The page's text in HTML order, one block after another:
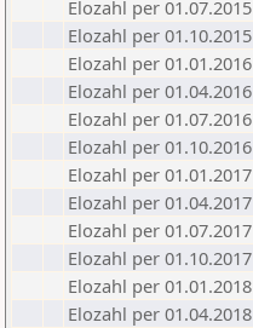
Elozahl per 01.07.2015
Elozahl per 01.10.2015
Elozahl per 01.01.2016
Elozahl per 01.04.2016
Elozahl per 01.07.2016
Elozahl per 01.10.2016
Elozahl per 01.01.2017
Elozahl per 01.04.2017
Elozahl per 01.07.2017
Elozahl per 01.10.2017
Elozahl per 01.01.2018
Elozahl per 01.04.2018